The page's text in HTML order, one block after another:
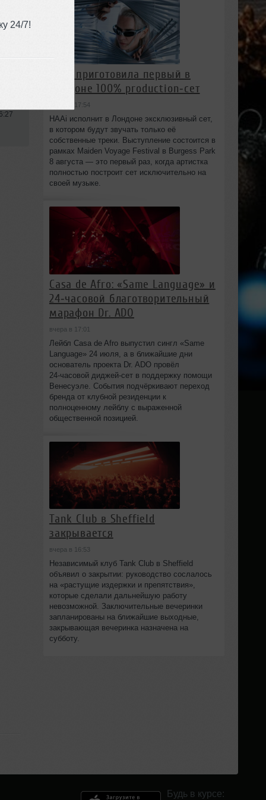
24/7!
HAAi приготовила первый в
Лондоне 100% production‑сет
вчера в 17:54
HAAi исполнит в Лондоне эксклюзивный сет,
в котором будут звучать только её
собственные треки. Выступление состоится в
рамках Maiden Voyage Festival в Burgess Park
8 августа — это первый раз, когда артистка
полностью построит сет исключительно на
своей музыке.
Casa de Afro: «Same Language» и
24‑часовой благотворительный
марафон Dr. ADO
вчера в 17:01
Лейбл Casa de Afro выпустил сингл «Same
Language» 24 июля, а в ближайшие дни
основатель проекта Dr. ADO провёл
24‑часовой диджей‑сет в поддержку помощи
Венесуэле. События подчёркивают переход
бренда от клубной резиденции к
полноценному лейблу с выраженной
общественной позицией.
Tank Club в Sheffield
закрывается
вчера в 16:53
Независимый клуб Tank Club в Sheffield
объявил о закрытии: руководство сослалось
на «растущие издержки и препятствия»,
которые сделали дальнейшую работу
невозможной. Заключительные вечеринки
запланированы на ближайшие выходные,
закрывающая вечеринка назначена на
субботу.
Будь в курсе: